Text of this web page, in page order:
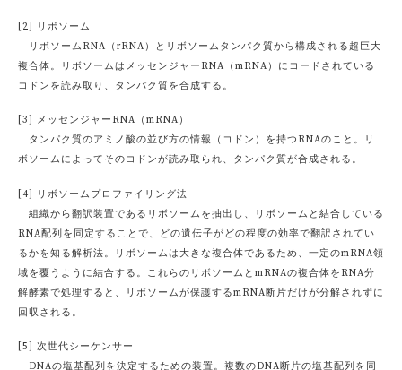
[2] リボソーム
リボソームRNA（rRNA）とリボソームタンパク質から構成される超巨大
複合体。リボソームはメッセンジャーRNA（mRNA）にコードされている
コドンを読み取り、タンパク質を合成する。
[3] メッセンジャーRNA（mRNA）
タンパク質のアミノ酸の並び方の情報（コドン）を持つRNAのこと。リ
ボソームによってそのコドンが読み取られ、タンパク質が合成される。
[4] リボソームプロファイリング法
組織から翻訳装置であるリボソームを抽出し、リボソームと結合している
RNA配列を同定することで、どの遺伝子がどの程度の効率で翻訳されてい
るかを知る解析法。リボソームは大きな複合体であるため、一定のmRNA領
域を覆うように結合する。これらのリボソームとmRNAの複合体をRNA分
解酵素で処理すると、リボソームが保護するmRNA断片だけが分解されずに
回収される。
[5] 次世代シーケンサー
DNAの塩基配列を決定するための装置。複数のDNA断片の塩基配列を同